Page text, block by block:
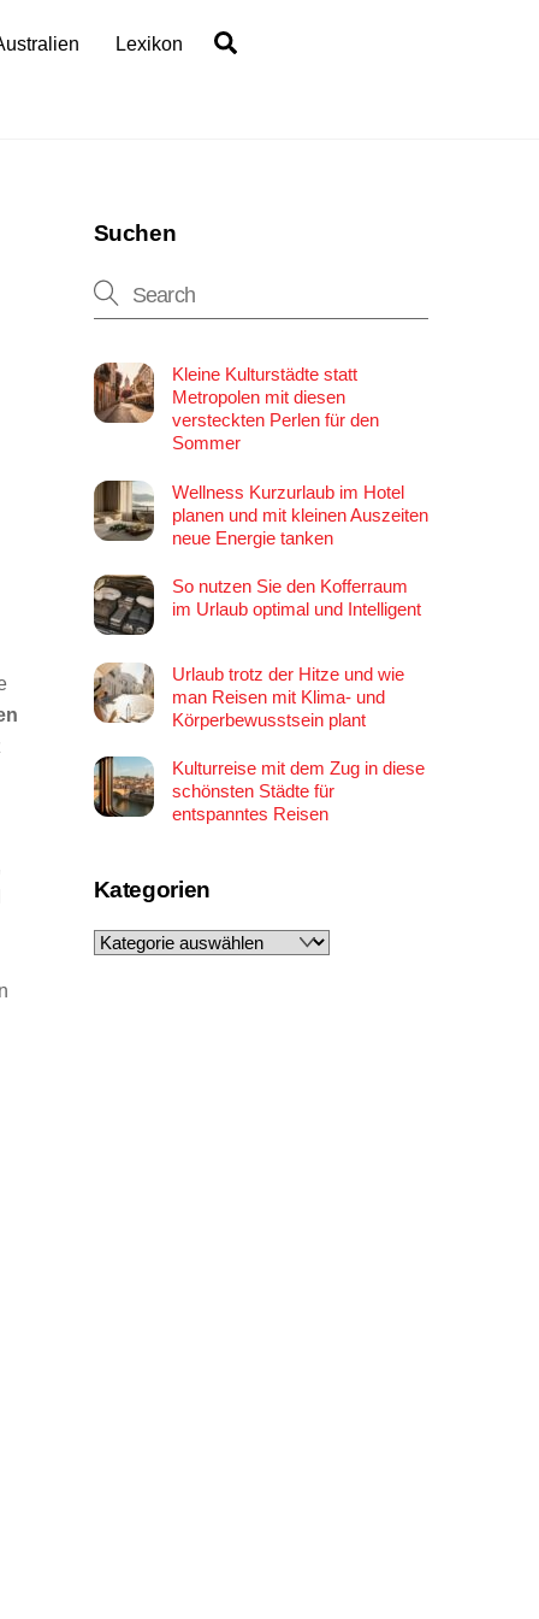
Lexikon
Suchen
Kleine Kulturstädte statt
Metropolen mit diesen
versteckten Perlen für den
Sommer
Wellness Kurzurlaub im Hotel
planen und mit kleinen Auszeiten
neue Energie tanken
So nutzen Sie den Kofferraum
im Urlaub optimal und Intelligent
Urlaub trotz der Hitze und wie
man Reisen mit Klima- und
Körperbewusstsein plant
Kulturreise mit dem Zug in diese
schönsten Städte für
entspanntes Reisen
Kategorien
Kategorien